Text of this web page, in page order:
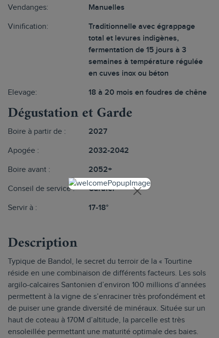
Vendanges: Manuelles
Vinification:
Traditionnelle avec égrappage
total et levures indigènes,
fermentation de 15 jours à 3
semaines à température régulée
en cuves inox ou béton
Elevage: 18 à 20 mois en foudres de chêne
Dégustation et Garde
Boire à partir de : 2027
Apogée : 2032-2042
Boire avant : 2052+
Conseil de service : Carafer
Servir à : 17-18°
Description
Typique de Bandol, le secret du terroir de la « Tourtine
réside en une combinaison de différents facteurs. Les sols
argilo-calcaires Santonien d’environ 100 millions d’années
permettent à la vigne de s’enraciner très profondément et
de puiser une grande diversité de minéraux. Située sur un
haut de coteau à 170M d’altitude, la parcelle est très
ensoleillée permettant une maturité optimale des baies.